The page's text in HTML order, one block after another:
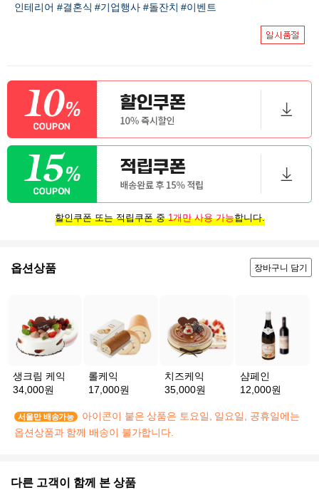
인테리어 #결혼식 #기업행사 #돌잔치 #이벤트
할인쿠폰 또는 적립쿠폰 중1개만 사용 가능합니다.
옵션상품 장바구니 담기
생크림 케익
34,000원
롤케익
17,000원
치즈케익
35,000원
샴페인
12,000원
서울만 배송가능
아이콘이 붙은 상품은 토요일, 일요일, 공휴일에는
옵션상품과 함께 배송이 불가합니다.
다른 고객이 함께 본 상품